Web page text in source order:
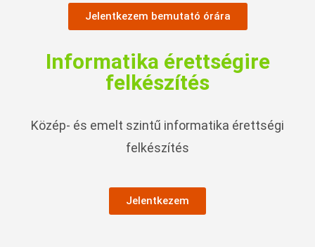
Jelentkezem bemutató órára
Informatika érettségire
felkészítés
Közép- és emelt szintű informatika érettségi
felkészítés
Jelentkezem